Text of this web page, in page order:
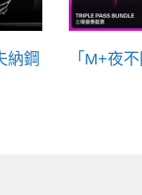
納鋼
「M+夜